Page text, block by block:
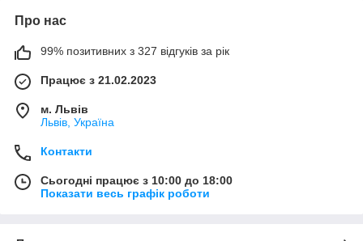
Про нас
99% позитивних з 327 відгуків за рік
Працює з 21.02.2023
м. Львів
Львів, Україна
Контакти
Сьогодні працює з 10:00 до 18:00
Показати весь графік роботи